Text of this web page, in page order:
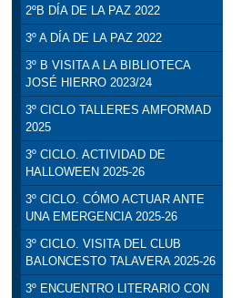
2ºB DÍA DE LA PAZ 2022
3º A DÍA DE LA PAZ 2022
3º B VISITA A LA BIBLIOTECA
JOSÉ HIERRO 2023/24
3º CICLO TALLERES AMFORMAD
2025
3º CICLO. ACTIVIDAD DE
HALLOWEEN 2025-26
3º CICLO. CÓMO ACTUAR ANTE
UNA EMERGENCIA 2025-26
3º CICLO. VISITA DEL CLUB
BALONCESTO TALAVERA 2025-26
3º ENCUENTRO LITERARIO CON